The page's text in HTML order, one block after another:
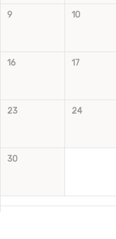
9 10
16 17
23 24
30